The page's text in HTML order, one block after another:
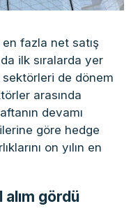
fazla net satış
ilk sıralarda yer
de dönem
arasında
devamı
göre hedge
on yılın en
gördü